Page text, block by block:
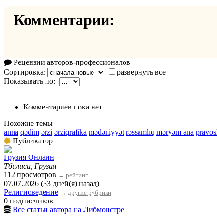
Комментарии:
Рецензии авторов-профессионалов
Сортировка:
развернуть все
Показывать по:
Комментариев пока нет
Похожие темы
anna qədim ərzi ərziqrafika mədəniyyət rəssamlıq məryəm ana
Публикатор
Грузия Онлайн
Тбилиси, Грузия
112 просмотров → рейтинг
07.07.2026 (33 дней(я) назад)
Религиоведение → другие рубрики
0 подписчиков
Все статьи автора на Либмонстре